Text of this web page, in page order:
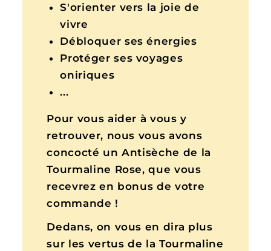
S'orienter vers la joie de
vivre
Débloquer ses énergies
Protéger ses voyages
oniriques
...
Pour vous aider à vous y
retrouver, nous vous avons
concocté un Antisèche de la
Tourmaline Rose, que vous
recevrez en bonus de votre
commande !
Dedans, on vous en dira plus
sur les vertus de la Tourmaline